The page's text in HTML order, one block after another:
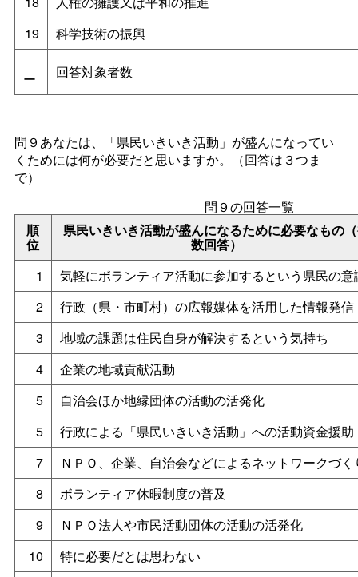
19
科学技術の振興
ー 回答対象者数
問９あなたは、「県民いきいき活動」が盛んになってい
くためには何が必要だと思いますか。（回答は３つま
で）
問９の回答一覧
順
位
県民いきいき活動が盛んになるために必要なもの
数回答）
1
気軽にボランティア活動に参加するという県民の意
2
行政（県・市町村）の広報媒体を活用した情報発信
3
地域の課題は住民自身が解決するという気持ち
4
企業の地域貢献活動
5
自治会ほか地縁団体の活動の活発化
5
行政による「県民いきいき活動」への活動資金援助
7
ＮＰＯ、企業、自治会などによるネットワークづく
8
ボランティア休暇制度の普及
9
ＮＰＯ法人や市民活動団体の活動の活発化
10
特に必要だとは思わない